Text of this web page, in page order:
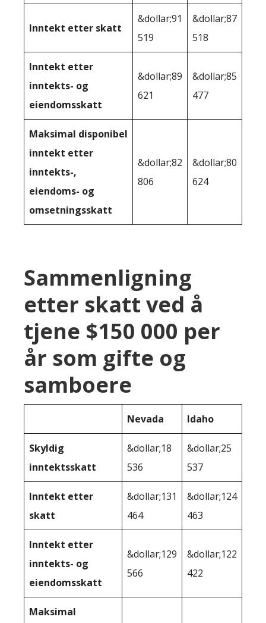
Inntekt etter skatt
&dollar;91
519
&dollar;87
518
Inntekt etter
inntekts- og
eiendomsskatt
&dollar;89
621
&dollar;85
477
Maksimal disponibel
inntekt etter
inntekts-,
eiendoms- og
omsetningsskatt
&dollar;82
806
&dollar;80
624
Sammenligning
etter skatt ved å
tjene $150 000 per
år som gifte og
samboere
Nevada Idaho
Skyldig
inntektsskatt
&dollar;18
536
&dollar;25
537
Inntekt etter
skatt
&dollar;131
464
&dollar;124
463
Inntekt etter
inntekts- og
eiendomsskatt
&dollar;129
566
&dollar;122
422
Maksimal